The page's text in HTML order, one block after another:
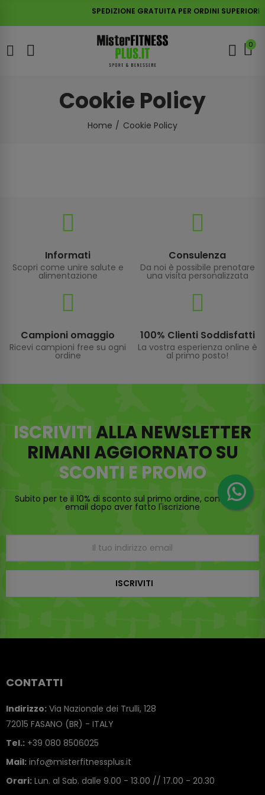
SPEDIZIONE GRATUITA PER ORDINI
0
Cookie Policy
Home Cookie Policy
Informati
Scopri come unire salute e
alimentazione
Consulenza
Da noi è possibile prenotare
una visita personalizzata
Campioni omaggio
Ricevi campioni free su ogni
ordine
100% Clienti Soddisfatti
La vostra esperienza online è
al primo posto!
ISCRIVITI ALLA NEWSLETTER
RIMANI AGGIORNATO SU
SCONTI E PROMO
Subito per te il 10% di sconto sul primo ordine, controlla la
email dopo aver fatto l'iscrizione
ISCRIVITI
CONTATTI
Indirizzo: Via Nazionale dei Trulli, 128
72015 FASANO (BR) - ITALY
Tel.: +39 080 8506025
Mail: info@misterfitnessplus.it
Orari: Lun. al Sab. dalle 9.00 - 13.00 // 17.00 - 20.30